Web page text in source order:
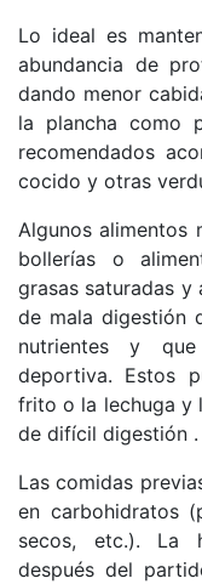
Lo ideal es
abundancia de
dando menor
la plancha como
recomendados
cocido y otras
Algunos alimentos
bollerías o
grasas saturadas y
de mala digestión
nutrientes y
deportiva. Estos
frito o la lechuga y
de difícil digestión .
Las comidas
en carbohidratos
secos, etc.). La
después del